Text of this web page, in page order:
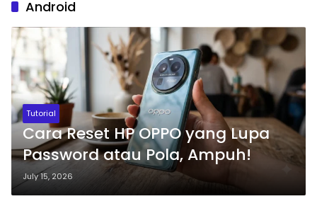
Android
Tutorial
Cara Reset HP OPPO yang Lupa
Password atau Pola, Ampuh!
July 15, 2026